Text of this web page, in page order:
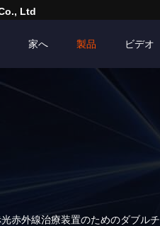
Ltd
家へ 製品 ビデオ
赤外線治療装置のためのダブル